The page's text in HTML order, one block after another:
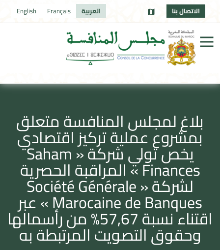
الاتصال بنا العربية Français
English
بلاغ لمجلس المنافسة متعلق
بمشروع عملية تركيز اقتصادي
يخص تولي شركة « Saham
Finances » المراقبة الحصرية
لشركة « Société Générale
Marocaine de Banques » عبر
اقتناء نسبة 57,67% من رأسمالها
وحقوق التصويت المرتبطة به